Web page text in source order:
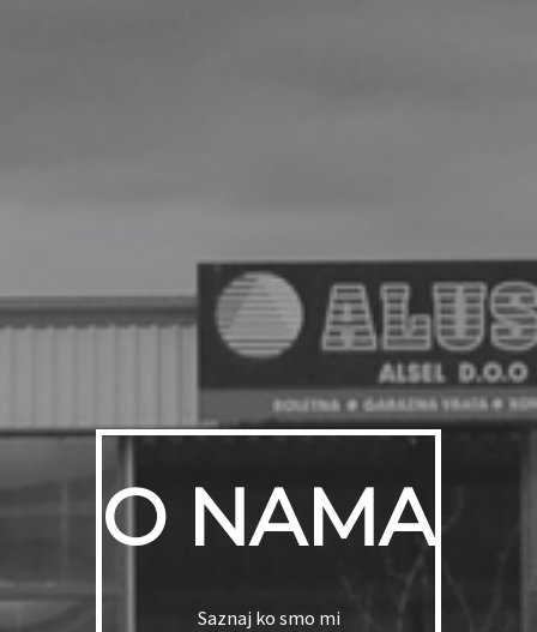
O NAMA
Saznaj ko smo mi